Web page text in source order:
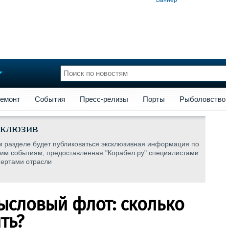
Конференции
Словарь
Флот
Отзывы
Все службы
События Пресс-релизы Порты Рыболовство
разделе будет публиковаться эксклюзивная информация по
событиям, предоставленная "Корабел.ру" специалистами
отрасли
флот: сколько